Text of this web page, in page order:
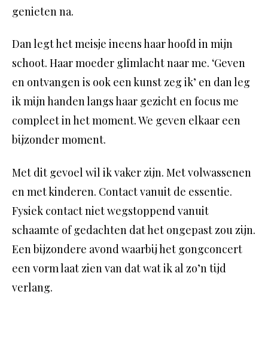
genieten na.
Dan legt het meisje ineens haar hoofd in mijn
schoot. Haar moeder glimlacht naar me. ‘Geven
en ontvangen is ook een kunst zeg ik’ en dan leg
ik mijn handen langs haar gezicht en focus me
compleet in het moment. We geven elkaar een
bijzonder moment.
Met dit gevoel wil ik vaker zijn. Met volwassenen
en met kinderen. Contact vanuit de essentie.
Fysiek contact niet wegstoppend vanuit
schaamte of gedachten dat het ongepast zou zijn.
Een bijzondere avond waarbij het gongconcert
een vorm laat zien van dat wat ik al zo’n tijd
verlang.